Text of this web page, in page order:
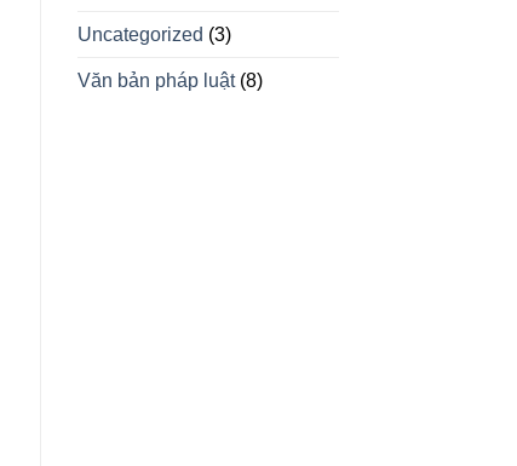
Uncategorized (3)
Văn bản pháp luật(8)